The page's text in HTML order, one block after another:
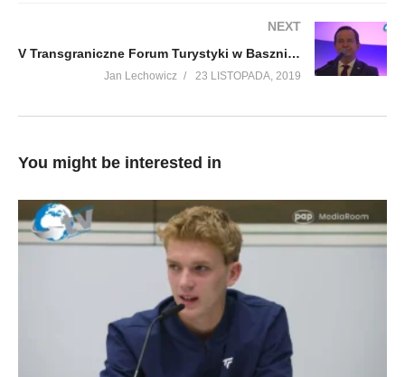
NEXT
V Transgraniczne Forum Turystyki w Baszni Dolnej cz 2
Jan Lechowicz 23 LISTOPADA, 2019
You might be interested in